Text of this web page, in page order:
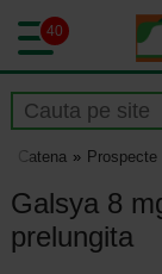
40
Catena Prospecte
Galsya 8
prelungita